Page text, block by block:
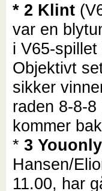
* 2 Klint
var en
i V65-spillet
Objektivt
sikker
raden 8-8-
kommer
*3
Hansen/
11.00, har